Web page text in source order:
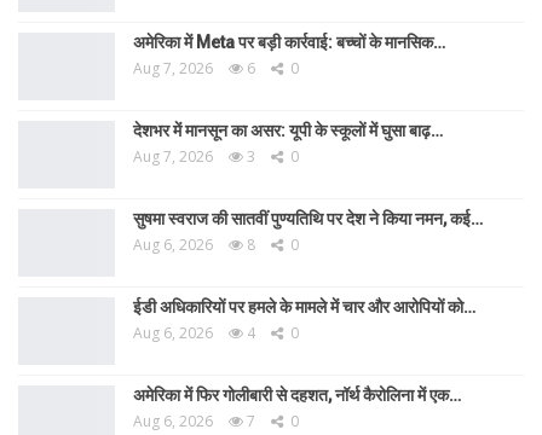
अमेरिका में Meta पर बड़ी कार्रवाई: बच्चों के मानसिक…
Aug 7, 2026 6 0
देशभर में मानसून का असर: यूपी के स्कूलों में घुसा बाढ़…
Aug 7, 2026 3 0
सुषमा स्वराज की सातवीं पुण्यतिथि पर देश ने किया नमन, कई…
Aug 6, 2026 8 0
ईडी अधिकारियों पर हमले के मामले में चार और आरोपियों को…
Aug 6, 2026 4 0
अमेरिका में फिर गोलीबारी से दहशत, नॉर्थ कैरोलिना में एक…
Aug 6, 2026 7 0